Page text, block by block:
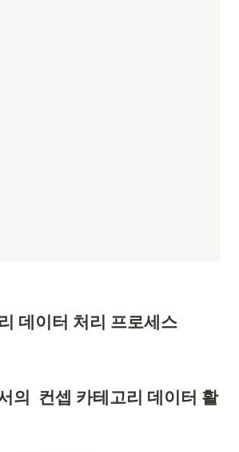
데이터 처리 프로세스
의  컨셉 카테고리 데이터 활